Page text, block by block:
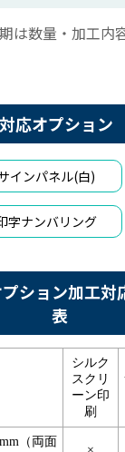
は数量・加工内
対応オプション
インパネル(白)
字ナンバリング
ション加工対
表
シルク
スクリ
ーン印
刷
（両面